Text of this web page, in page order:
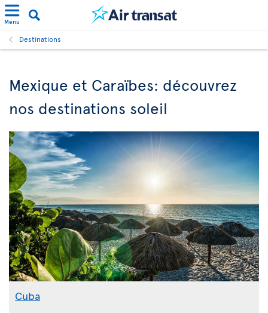
Menu
Destinations
Mexique et Caraïbes: découvrez
nos destinations soleil
Cuba